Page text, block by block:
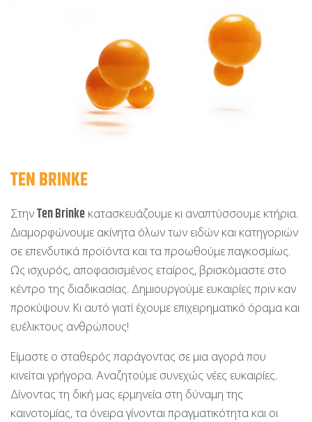
TEN BRINKE
Στην Ten Brinke κατασκευάζουμε κι αναπτύσσουμε κτήρια.
Διαμορφώνουμε ακίνητα όλων των ειδών και κατηγοριών
σε επενδυτικά προϊόντα και τα προωθούμε παγκοσμίως.
Ως ισχυρός, αποφασισμένος εταίρος, βρισκόμαστε στο
κέντρο της διαδικασίας. Δημιουργούμε ευκαιρίες πριν καν
προκύψουν. Κι αυτό γιατί έχουμε επιχειρηματικό όραμα και
ευέλικτους ανθρώπους!
Είμαστε ο σταθερός παράγοντας σε μια αγορά που
κινείται γρήγορα. Αναζητούμε συνεχώς νέες ευκαιρίες.
Δίνοντας τη δική μας ερμηνεία στη δύναμη της
καινοτομίας, τα όνειρα γίνονται πραγματικότητα και οι